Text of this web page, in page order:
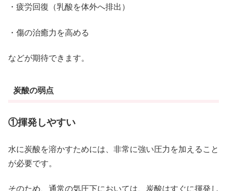
・疲労回復（乳酸を体外へ排出）
・傷の治癒力を高める
などが期待できます。
炭酸の弱点
①揮発しやすい
水に炭酸を溶かすためには、非常に強い圧力を加えること
が必要です。
そのため、通常の気圧下においては、炭酸はすぐに揮発し